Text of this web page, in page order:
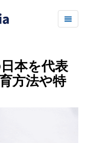
本を代表
方法や特